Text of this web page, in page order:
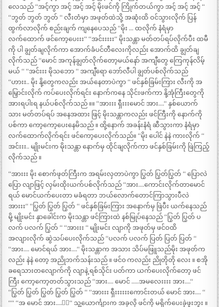
လေသည် “အင့်ကွာ အင့် အင့် အင့် မိုးဖင်ကို ကြိုက်တယ်ကွာ အင့် အင့် အင့် “
“ဘွတ် ဘွတ် ဘွတ် “ လီးတံမှာ အဖုတ်ထဲသို့ အဆုံးထိ ဝင်သွားလိုက် ပြန်
ထွက်လာလိုက် စည်းချက် ကျနေပေသည် “မိုး … ထလိုက် နံရံမှာ
လက်ထောက် ဖင်ကော့ပေးးး“ “အင်းးးးး“ မိုးသန္တာ မတ်တပ်ရပ်လိုက်ပီး ထမီ
ကို ပါ ချွတ်ချလိုက်ကာ အောက်ခံပင်တီလေးကိုလည်း အောက်ထိ ချွတ်ချ
လိုက်သည် “မောင် အကုန်ချွတ်လိုက်တော့မယ်နော် အကျီတွေ ကြေကုန်လိမ့်
မယ် “ “အင်းးး မိုသဘော “ အကျီရော ဘော်လီပါ ချွတ်ပစ်လိုက်သည်
“ဟားး.. မိုး နို့တွေကလည်း အယ်နေတာပဲကွာ “ ဖင်နှစ်ခြမ်းကြား လီးကို အ
မြှောင်းလိုက် ကပ်ပေးလိုက်ရင်း နောက်ကနေ သိုင်းဖက်ကာ နို့အုံကြီးတွေကို
အားရပါးရ နယ်ပစ်လိုက်သည် ။။ “အားးး ရှီးးးမောင် အား….“ နှစ်ယောက်
သား မတ်တပ်ရပ် အနေအထား ဖြင့် မိုးသန္တာကလည်း ဖင်ကြီးကို နောက်ကို
ပစ်ကာ ကော့ကော့ပေးနေမိသည် ။ ထို့နောက် အခန်းနံရံ ဆီသွားကာ နံရံမှာ
လက်ထောက်လိုက်ရင်း ဖင်ကော့ပေးလိုက်သည်။ “မိုး ပေါင် နဲနဲ ကားလိုက် “
အင်းးး.. မျိုးမင်းက မိုးသန္တာ နောက်မှ ထိုင်ချလိုက်ကာ ဖင်နှစ်ခြမ်းကို ဖြဲကြည့်
လိုက်သည် ။
“အားးး မိုး စောက်ဖုတ်ကြီးက အရမ်းလှတာပဲကွာ ပြွတ် ပြွတ်ပြွတ် “ ပြောလဲ
ပြော လျာဖြင့် လှမ်းထိုးယက်ပစ်လိုက်သည် “အား….ကောင်းလိုက်တာမောင်
ရယ် မောင်ယက်ပေးတာ မခံရတာ ဘယ်လောက်တောင်ကြာသွားပီလဲ
အားးး“ “ပြွတ် ပြွတ် ပြွတ် “ ဖင်နှစ်ခြမ်းကြား အနောက်မှ ဖြဲပီး ယက်နေသည်
မို့ မျိုးမင်း နှာခေါင်းက မိုးသန္တာ ဖင်ကြားထဲ နစ်မြုပ်နေသည် “ပြွတ် ပြွတ် ပ
လက် ပလက် ပြွတ် “ “အားးး “ မျိုးမင်း လျာကို အဖုတ်မှ ဖင်ဝထိ
အလျားလိုက် ဆွဲသပ်ပေးလိုက်သည် “ပလက် ပလက် ပြတ် ပြတ် ပြတ် “
“အား…. မောင်ရယ် အား….“ မိုးသန္တာက အသား သိပ်မဖြူသည်မိုး အဖုတ်က
လည်း နဲနဲ တော့ အညိုဘက်သန်းသည် ။ ဖင်၀ ကလည်း ညိုတိုတို လေး ။ စအို
ခရေသားတလျောက်ကို လျာနဲ့ ရစ်သိုင်း ပတ်ကာ ယက်ပေးလိုက်တော့ ဖင်
ကြီး ကော့ကော့တတ်သွားသည် “အား…. မောင် …..အမလေးးးး အား….“
“ပြွတ် ပြွတ် ပြွတ် ပြွတ် ပြွတ် “ “အားးး ရှီးးးးးးကောင်းတယ် မောင် အား…. “
““ “အ မောင် အား….းး“ သူ့ယောင်္ကျားက အခုလို ဖင်ကို မရိုက်ပေးခဲ့ဖူးဘူး ။